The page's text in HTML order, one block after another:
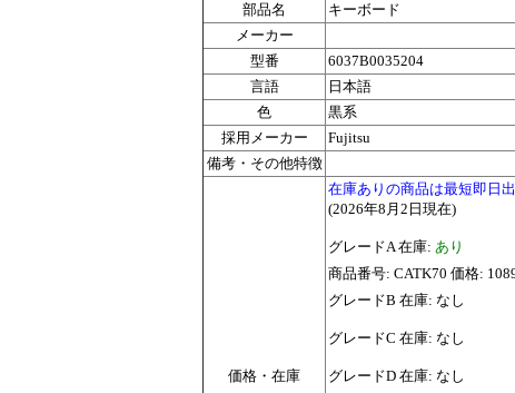
部品名
キーボード
メーカー
型番
6037B0035204
言語
日本語
色
黒系
採用メーカー
Fujitsu
備考・その他特徴
価格・在庫
在庫ありの商品は最短即日出
(2026年8月2日現在)
グレードA 在庫: あり
商品番号: CATK70 価格:
グレードB 在庫: なし
グレードC 在庫: なし
グレードD 在庫: なし